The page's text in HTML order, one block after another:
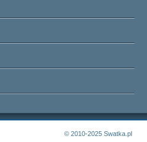
© 2010-2025 Swatka.pl